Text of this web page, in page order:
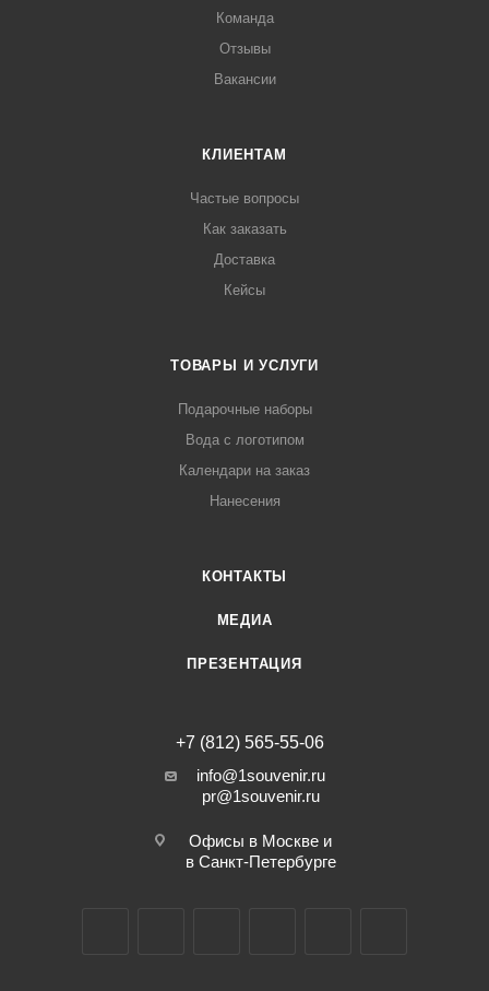
Команда
Отзывы
Вакансии
КЛИЕНТАМ
Частые вопросы
Как заказать
Доставка
Кейсы
ТОВАРЫ И УСЛУГИ
Подарочные наборы
Вода с логотипом
Календари на заказ
Нанесения
КОНТАКТЫ
МЕДИА
ПРЕЗЕНТАЦИЯ
+7 (812) 565-55-06
info@1souvenir.ru
pr@1souvenir.ru
Офисы в Москве и
в Санкт-Петербурге